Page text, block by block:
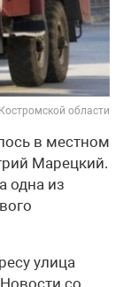
области
в местном
Марецкий.
одна из
улица
со